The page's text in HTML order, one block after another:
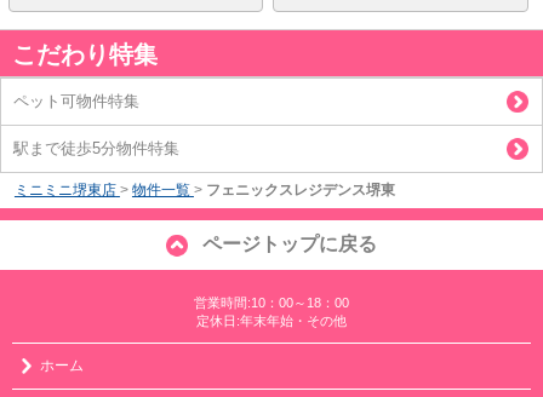
こだわり特集
ペット可物件特集
駅まで徒歩5分物件特集
ミニミニ堺東店 > 物件一覧 > フェニックスレジデンス堺東
ページトップに戻る
営業時間:10：00～18：00
定休日:年末年始・その他
ホーム